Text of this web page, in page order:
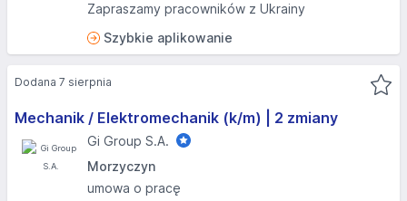
Zapraszamy pracowników z Ukrainy
Szybkie aplikowanie
Mechanik / Elektromechanik (k/m) | 2 zmiany
Gi Group S.A.
Morzyczyn
umowa o pracę
Dodana 7 sierpnia